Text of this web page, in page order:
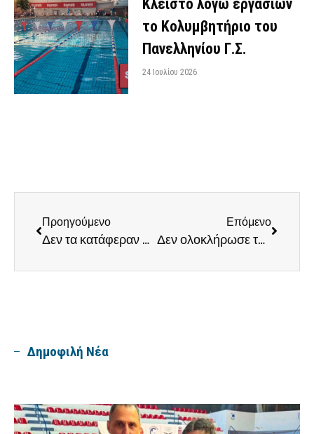
Κλειστό λόγω εργασιών
το Κολυμβητήριο του
Πανελληνίου Γ.Σ.
24 Ιουλίου 2026
Προηγούμενο
Δεν τα κατάφεραν στον Υμηττό απέναντι στον Αμύντα οι άνδρες
Επόμενο
Δεν ολοκλήρωσε την ανατροπή η ομάδα Βόλεϊ κοριτσιών Κ20
Δημοφιλή Νέα